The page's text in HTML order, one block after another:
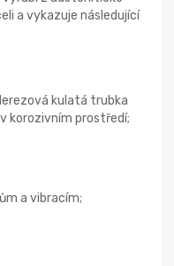
a vykazuje následující
kulatá trubka
korozivním prostředí;
a vibracím;